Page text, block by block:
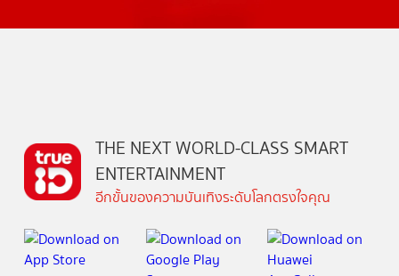
THE NEXT WORLD-CLASS SMART
ENTERTAINMENT
อีกขั้นของความบันเทิงระดับโลกตรงใจคุณ